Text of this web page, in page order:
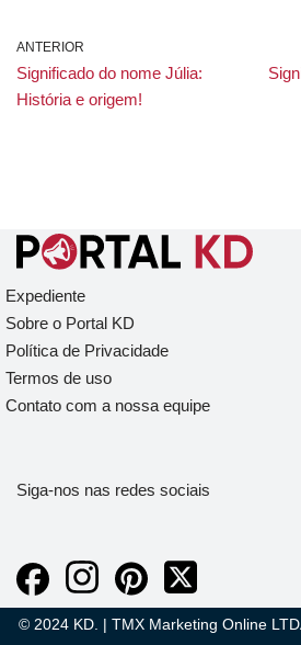
ANTERIOR
Significado do nome Júlia:
História e origem!
Expediente
Sobre o Portal KD
Política de Privacidade
Termos de uso
Contato com a nossa equipe
Siga-nos nas redes sociais
© 2024 KD. | TMX Marketing Online